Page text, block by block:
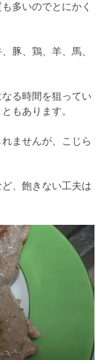
多いのでとにかく
豚、鶏、羊、馬、
る時間を狙ってい
もあります。
ませんが、こじら
、飽きない工夫は